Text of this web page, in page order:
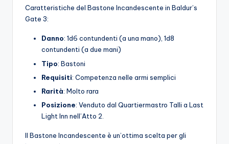
Caratteristiche del Bastone Incandescente in Baldur’s
Gate 3:
Danno: 1d6 contundenti (a una mano), 1d8
contundenti (a due mani)
Tipo: Bastoni
Requisiti: Competenza nelle armi semplici
Rarità: Molto rara
Posizione: Venduto dal Quartiermastro Talli a Last
Light Inn nell’Atto 2.
Il Bastone Incandescente è un’ottima scelta per gli